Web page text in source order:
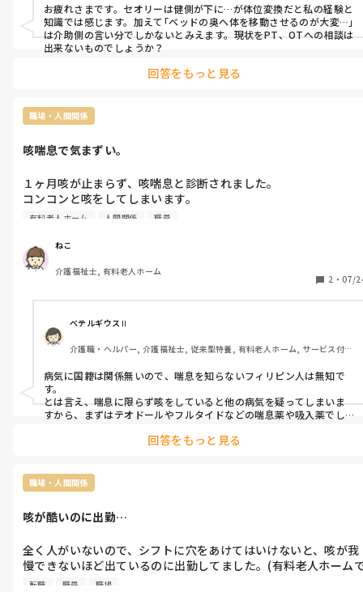
お疲れさまです。セオリーは健側が下に…が体位変換だと私の経験と
知識では感じます。加えて｢ベッドの奥へ体を移動させるのが大変…｣
は介助側の言い分でしかないとみえます。現状をPT、OTへの相談は
出来ないものでしょうか？
回答をもっと見る
職場・人間関係
咳喘息で気まずい。
１ヶ月咳が止まらず、咳喘息と診断されました。
コンコンと咳をしてしまいます。
フィリピン人が多い有料老人ホームの為、今日の入浴リーダー(
あることを伝えました。
でも、「喘息ってなに？」という感じで話しても理解してもらえ
ませんでした。
ホーム長にリーダーが話したようで、とりあえず入浴は別な人に
チェンジしてもらうことになりました。
おそらく、前々から私が咳をしてるのを気にしてたのかもしれま
せん。
他のスタッフも気にしてる人がいるかもしれないし、しばらく休
んだ方がいいか迷ってます。
ホーム長には咳喘息であることを伝えてます。なので、リーダー
が伝えに来た時「心配なら他の人に代わってもらっても良い」と
ホーム長に診断書もらった方がいいか確認しましたが、いらない
嫌だな〜と思われながら仕事するのもしんどいし…治ってから出
有料老人ホーム 人間関係 職員
ねこ
介護福祉士, 有料老人ホーム
2 ・ 07/
ベテルギウスⅡ
介護職・ヘルパー, 介護福祉士, 従来型特養, 有料老人ホーム, サービス付き
病気に国籍は関係無いので、喘息を知らないフィリピン人は無知で
す。
とは言え、喘息に限らず咳をしていると他の病気を疑ってしまいま
すから、まずはテオドールやフルタイドなどの喘息薬や吸入薬でし
回答をもっと見る
職場・人間関係
咳が酷いのに出勤…
全く人がいないので、シフトに穴をあけてはいけないと、咳が我
慢できないほど出ているのに出勤してました。(有料老人ホーム
す。)
転職 職員 職場